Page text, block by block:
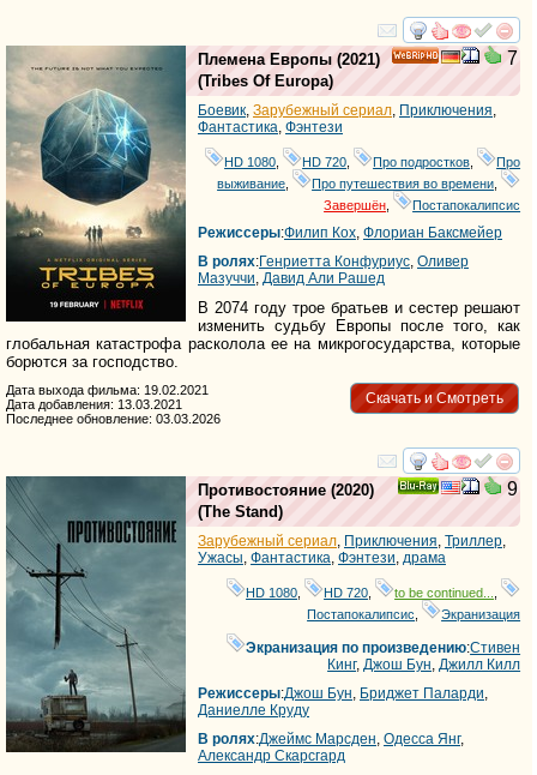
смотреть
7
Племена Европы (2021)
(Tribes Of Europa)
Боевик Зарубежный сериал Приключения
Фантастика Фэнтези
HD 1080 HD 720 Про подростков
Про
выживание
Про путешествия во времени
Завершён
Постапокалипсис
Режиссеры:Филип Кох Флориан Баксмейер
В ролях:Генриетта Конфуриус Оливер
Мазуччи Давид Али Рашед
В 2074 году трое братьев и сестер решают
изменить судьбу Европы после того, как
глобальная катастрофа расколола ее на микрогосударства, которые
борются за господство.
Скачать и Смотреть
Дата выхода фильма: 19.02.2021
Дата добавления: 13.03.2021
Последнее обновление: 03.03.2026
смотреть
9
Противостояние (2020)
(The Stand)
Зарубежный сериал, Приключения, Триллер,
Ужасы, Фантастика, Фэнтези, драма
HD 1080 HD 720 to be continued...
Постапокалипсис
Экранизация
Экранизация по произведению:Стивен
Кинг,Джош Бун,Джилл Килл
Режиссеры:Джош Бун, Бриджет Паларди,
Даниелле Крудy
В ролях:Джеймс Марсден, Одесса Янг,
Александр Скарсгард